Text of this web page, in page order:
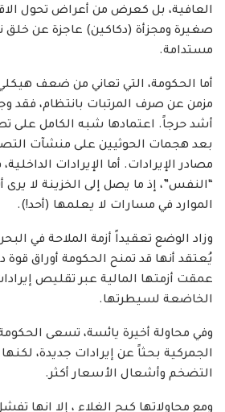
العافية، بل كعرض من أعراض تحول
صغيرة ومجزأة (دكاكين) عاجزة عن خلق
مستدامة.
أما الحكومة، التي تعاني من ضعف
مزمن عن صرف المرتبات بانتظام،
أشد حرجاً. اعتمادها شبه الكامل على
بعد هجمات الحوثيين على منشآت
مصادر الإيرادات. أما الإيرادات
“النفس”، إذ ما يصل إلى الخزينة لا يرى
الموارد في مسارات لا يعلمها (أحد!).
وزاد الوضع تعقيداً أزمة الملاحة في
يُعتقد أنها قد تمنح الحكومة أوراق قوة
عمقت أزمتها المالية عبر تقليص
الخاضعة لسيطرتها.
وفي محاولة أخيرة يائسة، تسعى الحكومة
الجمركية بحثاً عن إيرادات جديدة،
التضخم وأشعال الأسعار أكثر.
ومع محاولاتها كبح الغلاء ، إلا انها